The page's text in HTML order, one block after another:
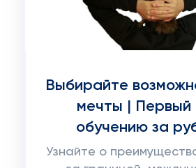
Выбирайте
мечты | Первый
обучению за
Узнайте о